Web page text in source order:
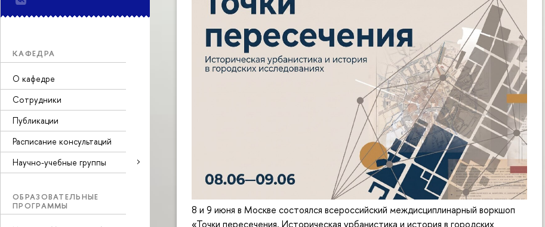
КАФЕДРА
О кафедре
Сотрудники
Публикации
Расписание консультаций
Научно-учебные группы
ОБРАЗОВАТЕЛЬНЫЕ
ПРОГРАММЫ
8 и 9 июня в Москве состоялся всероссийский междисциплинарный воркшоп
«Точки пересечения. Историческая урбанистика и история в городских